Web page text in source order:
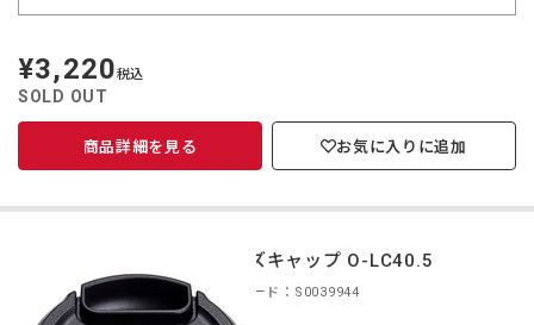
定
価
¥3,220税込
SOLD OUT
商品詳細を見る お気に入りに追加
レンズキャップ O-LC40.5
商品コード：S0039944